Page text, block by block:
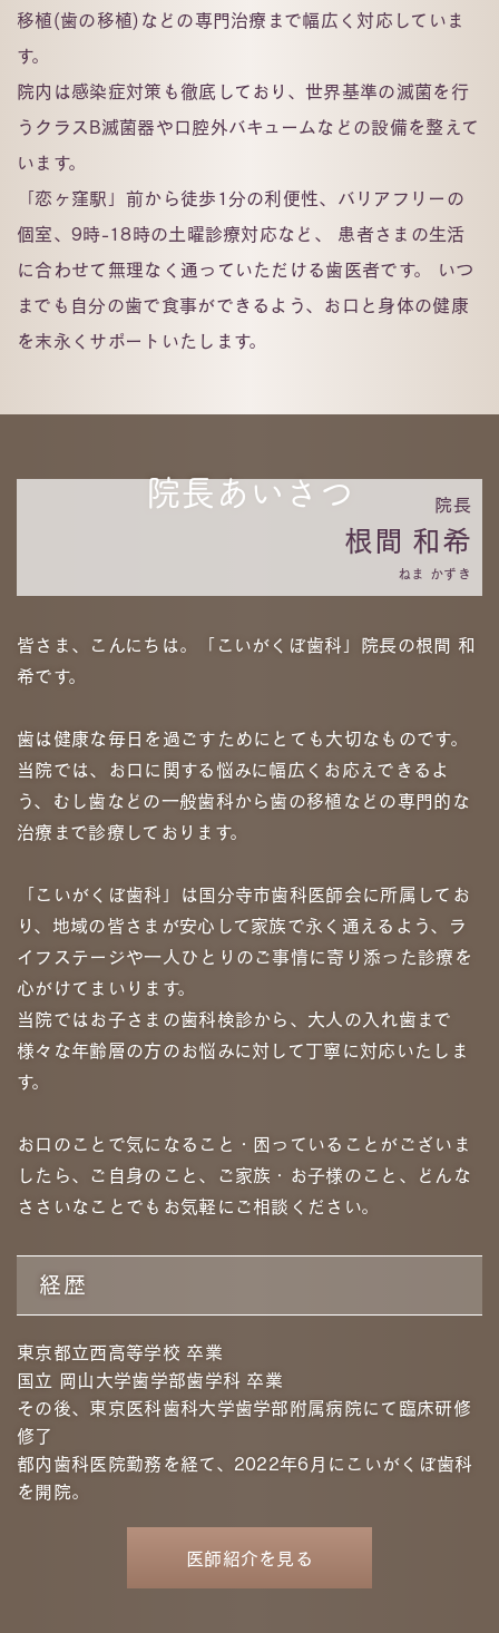
移植(歯の移植)などの専門治療まで幅広く対応していま
す。
院内は感染症対策も徹底しており、世界基準の滅菌を行
うクラスB滅菌器や口腔外バキュームなどの設備を整えて
います。
「恋ヶ窪駅」前から徒歩1分の利便性、バリアフリーの
個室、9時-18時の土曜診療対応など、 患者さまの生活
に合わせて無理なく通っていただける歯医者です。 いつ
までも自分の歯で食事ができるよう、お口と身体の健康
を末永くサポートいたします。
院長あいさつ 院長
根間 和希
ねま かずき
皆さま、こんにちは。「こいがくぼ⻭科」院⻑の根間 和
希です。
⻭は健康な毎⽇を過ごすためにとても⼤切なものです。
当院では、お⼝に関する悩みに幅広くお応えできるよ
う、むし⻭などの⼀般⻭科から⻭の移植などの専⾨的な
治療まで診療しております。
「こいがくぼ⻭科」は国分寺市⻭科医師会に所属してお
り、地域の皆さまが安⼼して家族で永く通えるよう、ラ
イフステージや⼀⼈ひとりのご事情に寄り添った診療を
⼼がけてまいります。
当院ではお⼦さまの⻭科検診から、⼤⼈の⼊れ⻭まで
様々な年齢層の⽅のお悩みに対して丁寧に対応いたしま
す。
お⼝のことで気になること・困っていることがございま
したら、ご⾃⾝のこと、ご家族・お⼦様のこと、どんな
ささいなことでもお気軽にご相談ください。
経歴
東京都立西高等学校 卒業
国立 岡山大学歯学部歯学科 卒業
その後、東京医科歯科大学歯学部附属病院にて臨床研修
修了
都内歯科医院勤務を経て、2022年6月にこいがくぼ歯科
を開院。
医師紹介を⾒る